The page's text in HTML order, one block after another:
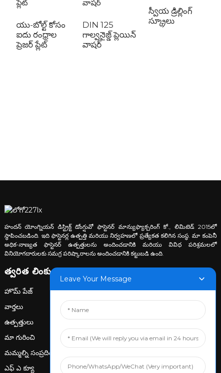
యు-బోల్ట్ కోసం
ఐదు రంధ్రాల
ప్రెజర్ ప్లేట్
DIN 125
గాల్వనైజ్డ్ ప్లెయిన్
వాషర్
స్వీయ డ్రిల్లింగ్
స్క్రూలు
హందన్ యోంగ్నియన్ డిస్ట్రిక్ట్ డోంగ్షువో ఫాస్టెనర్ మాన్యుఫ్యాక్చరింగ్ కో., లిమిటెడ్ 2015లో
స్థాపించబడింది. ఇది ఫాస్టెనర్ల ఉత్పత్తి మరియు నిర్వహణలో ప్రత్యేకత కలిగిన సంస్థ. మా కంపెనీ
అధిక-నాణ్యత ఫాస్టెనర్ ఉత్పత్తులను అందించడానికి మరియు వివిధ పరిశ్రమలలో
వినియోగదారులకు సమగ్ర పరిష్కారాలను అందించడానికి కట్టుబడి ఉంది.
త్వరిత లింకులు
హొమ్ పేజ్
వార్తలు
ఉత్పత్తులు
మా గురించి
మమ్మల్ని సంప్రదించండి
ఎఫ్ ఎ క్యూ
Leave Your Message